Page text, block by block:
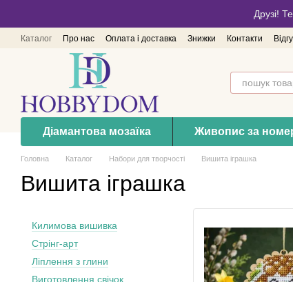
Друзі!
Каталог Про нас Оплата і доставка Знижки Контакти
Діамантова мозаїка Живопис за
Головна Каталог Набори для творчості Вишита іграшка
Вишита іграшка
Килимова вишивка
Стрінг-арт
Ліплення з глини
Виготовлення свічок